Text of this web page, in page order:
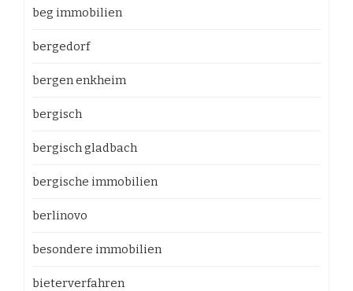
beg immobilien
bergedorf
bergen enkheim
bergisch
bergisch gladbach
bergische immobilien
berlinovo
besondere immobilien
bieterverfahren